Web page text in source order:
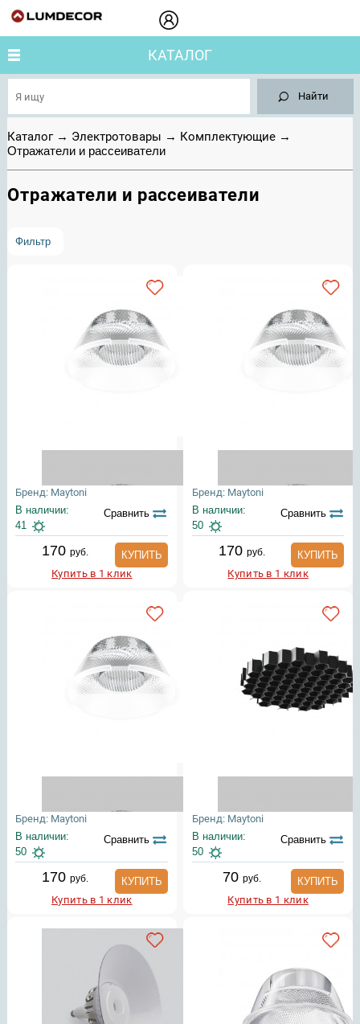
Найти
КАТАЛОГ
Каталог→ Электротовары → Комплектующие→
Отражатели и рассеиватели
Отражатели и рассеиватели
Фильтр
Бренд: Maytoni
В наличии:
41
Сравнить
170руб.
КУПИТЬ
Купить в 1 клик
Бренд: Maytoni
В наличии:
50
Сравнить
170 руб.
КУПИТЬ
Купить в 1 клик
Бренд: Maytoni
В наличии:
50
Сравнить
170руб.
КУПИТЬ
Купить в 1 клик
Бренд: Maytoni
В наличии:
50
Сравнить
70 руб.
КУПИТЬ
Купить в 1 клик